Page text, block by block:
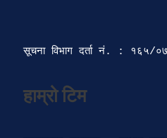
सूचना विभाग दर्ता‍ नं. : १६५/
हाम्रो टिम